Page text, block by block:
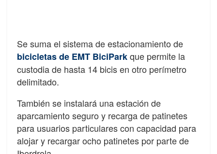
Se suma el sistema de estacionamiento de
bicicletas de EMT BiciParkque permite la
custodia de hasta 14 bicis en otro perímetro
delimitado.
También se instalará una estación de
aparcamiento seguro y recarga de patinetes
para usuarios particulares con capacidad para
alojar y recargar ocho patinetes por parte de